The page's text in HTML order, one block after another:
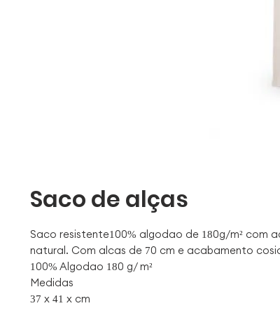
Saco de alças
Saco resistente100% algodão de 180g/m² com
natural. Com alças de 70 cm e acabamento
100% Algodão 180 g/ m²
Medidas
37 x 41 x cm